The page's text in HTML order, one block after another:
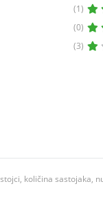
(1)
(0)
(3)
količina sastojaka,